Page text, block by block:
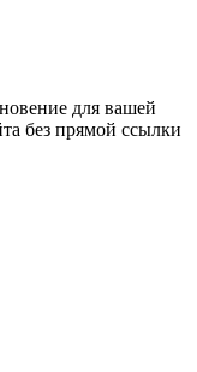
для вашей
без прямой ссылки